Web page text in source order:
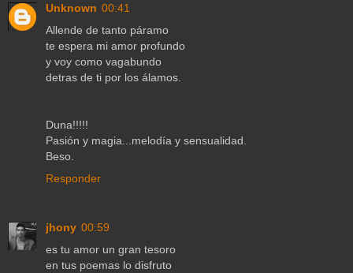
Unknown 00:41
Allende de tanto páramo
te espera mi amor profundo
y voy como vagabundo
detras de ti por los álamos.
Duna!!!!!
Pasión y magia...melodía y sensualidad.
Beso.
Responder
jhony 00:59
es tu amor un gran tesoro
en tus poemas lo disfruto